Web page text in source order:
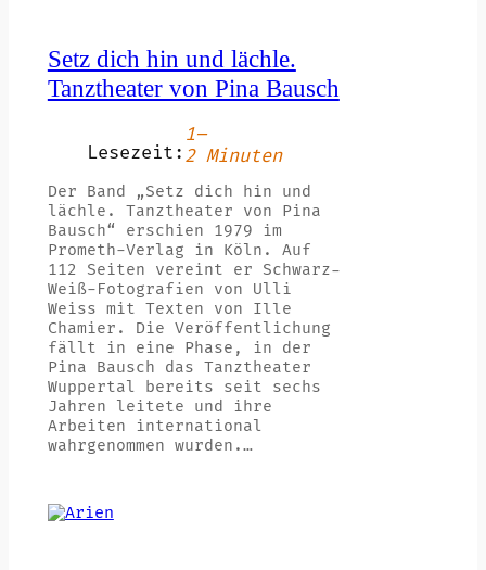
Setz dich hin und lächle.
Tanztheater von Pina Bausch
Lesezeit:
1–
2 Minuten
Der Band „Setz dich hin und
lächle. Tanztheater von Pina
Bausch“ erschien 1979 im
Prometh-Verlag in Köln. Auf
112 Seiten vereint er Schwarz-
Weiß-Fotografien von Ulli
Weiss mit Texten von Ille
Chamier. Die Veröffentlichung
fällt in eine Phase, in der
Pina Bausch das Tanztheater
Wuppertal bereits seit sechs
Jahren leitete und ihre
Arbeiten international
wahrgenommen wurden.…